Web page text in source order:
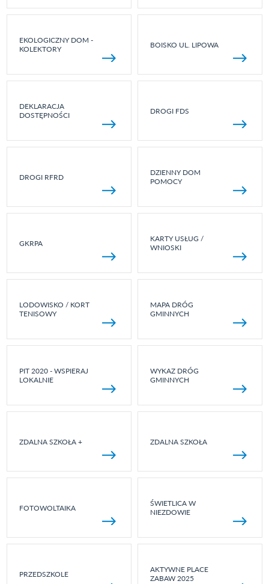
EKOLOGICZNY DOM -
KOLEKTORY
BOISKO UL. LIPOWA
DEKLARACJA
DOSTĘPNOŚCI
DROGI FDS
DROGI RFRD
DZIENNY DOM
POMOCY
GKRPA
KARTY USŁUG /
WNIOSKI
LODOWISKO / KORT
TENISOWY
MAPA DRÓG
GMINNYCH
PIT 2020 - WSPIERAJ
LOKALNIE
WYKAZ DRÓG
GMINNYCH
ZDALNA SZKOŁA + ZDALNA SZKOŁA
FOTOWOLTAIKA
ŚWIETLICA W
NIEZDOWIE
PRZEDSZKOLE
AKTYWNE PLACE
ZABAW 2025